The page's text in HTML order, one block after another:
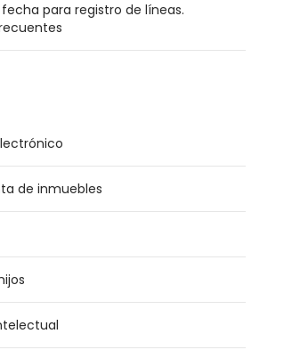
para registro de líneas.
de inmuebles